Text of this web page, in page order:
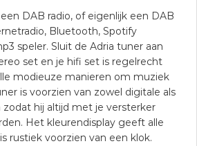
DAB radio, of eigenlijk een DAB
Bluetooth, Spotify
speler. Sluit de Adria tuner aan
set en je hifi set is regelrecht
modieuze manieren om muziek
is voorzien van zowel digitale als
hij altijd met je versterker
Het kleurendisplay geeft alle
rustiek voorzien van een klok.